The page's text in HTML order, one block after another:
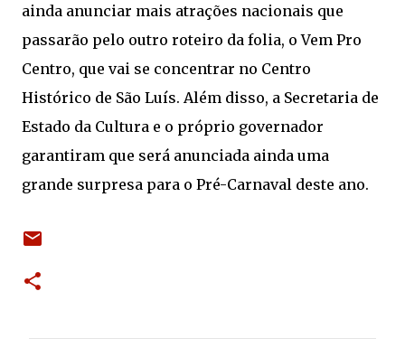
ainda anunciar mais atrações nacionais que
passarão pelo outro roteiro da folia, o Vem Pro
Centro, que vai se concentrar no Centro
Histórico de São Luís. Além disso, a Secretaria de
Estado da Cultura e o próprio governador
garantiram que será anunciada ainda uma
grande surpresa para o Pré-Carnaval deste ano.